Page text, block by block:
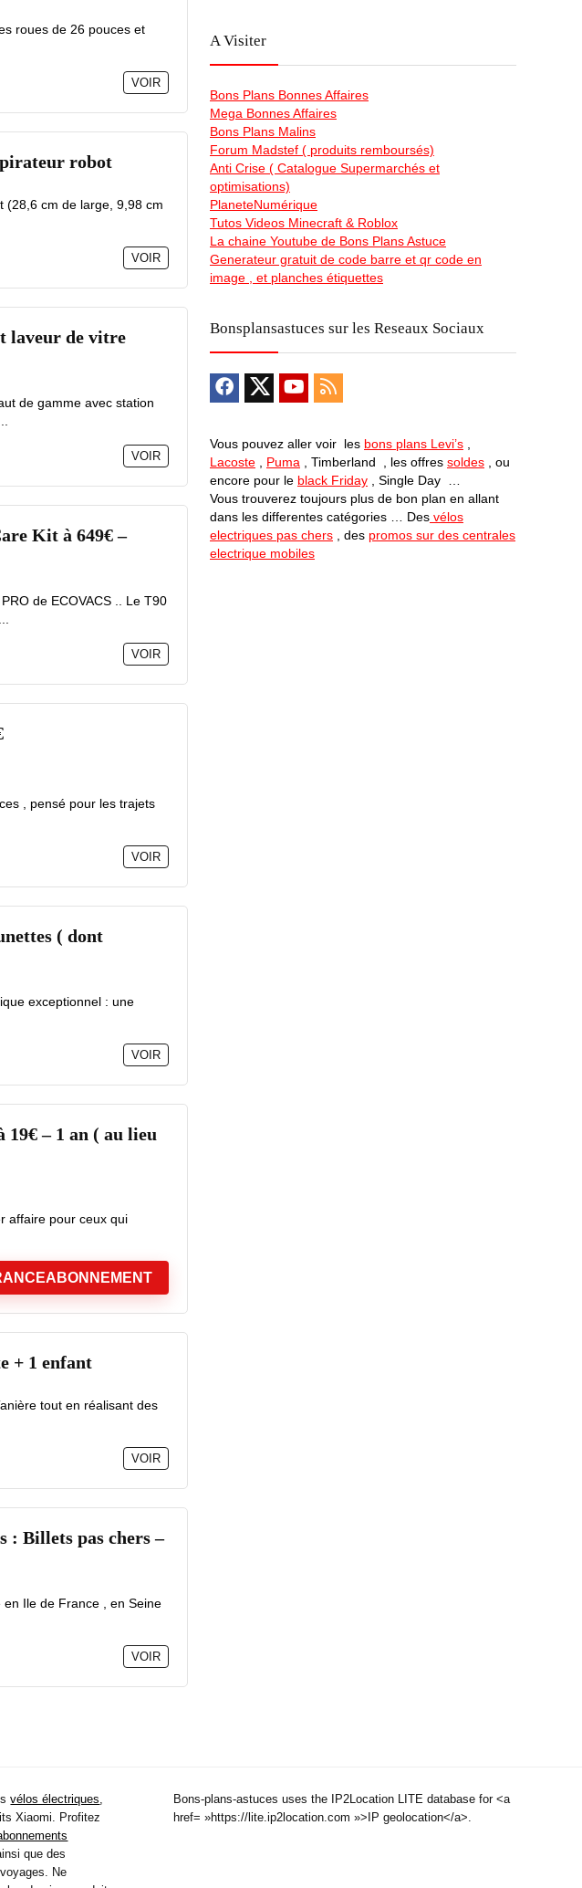
roues de 26 pouces et
VOIR
robot
(28,6 cm de large, 9,98 cm
VOIR
laveur de vitre
de gamme avec station
VOIR
Kit à 649€ –
de ECOVACS .. Le T90
VOIR
, pensé pour les trajets
VOIR
( dont
exceptionnel : une
VOIR
19€ – 1 an ( au lieu
affaire pour ceux qui
+ 1 enfant
tout en réalisant des
VOIR
: Billets pas chers –
Ile de France , en Seine
VOIR
A Visiter
Bons Plans Bonnes Affaires
Mega Bonnes Affaires
Bons Plans Malins
Forum Madstef ( produits remboursés)
Anti Crise ( Catalogue Supermarchés et
optimisations)
PlaneteNumérique
Tutos Videos Minecraft & Roblox
La chaine Youtube de Bons Plans Astuce
Generateur gratuit de code barre et qr code en
image , et planches étiquettes
Bonsplansastuces sur les Reseaux Sociaux
Vous pouvez aller voir les bons plans Levi’s
Lacoste
Puma , Timberland , les offres soldes , ou
encore pour le black Friday , Single Day …
Vous trouverez toujours plus de bon plan en allant
dans les differentes catégories … Des vélos
electriques pas chers , des promos sur des centrales
electrique mobiles
vélos électriques,
Xiaomi. Profitez
que des
Ne
Bons-plans-astuces uses the IP2Location LITE database for <a
href= »https://lite.ip2location.com »>IP geolocation</a>.